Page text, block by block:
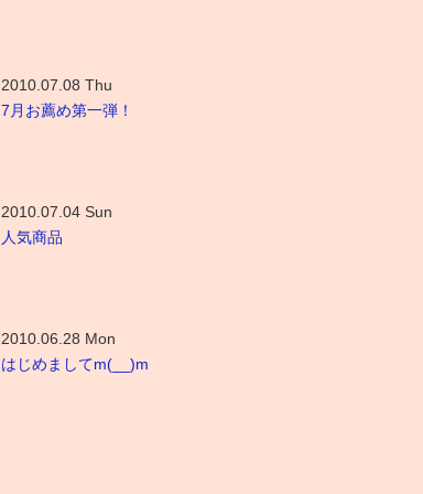
2010.07.08 Thu
7月お薦め第一弾！
2010.07.04 Sun
人気商品
2010.06.28 Mon
はじめましてm(__)m